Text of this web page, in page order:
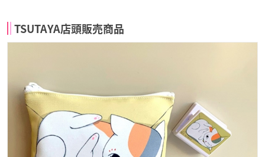
TSUTAYA店頭販売商品